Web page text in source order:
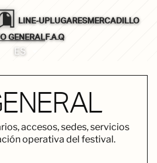
LINE-UPLUGARESMERCADILLO
GENERALF.A.Q
ES
accesos, sedes, servicios
operativa del festival.